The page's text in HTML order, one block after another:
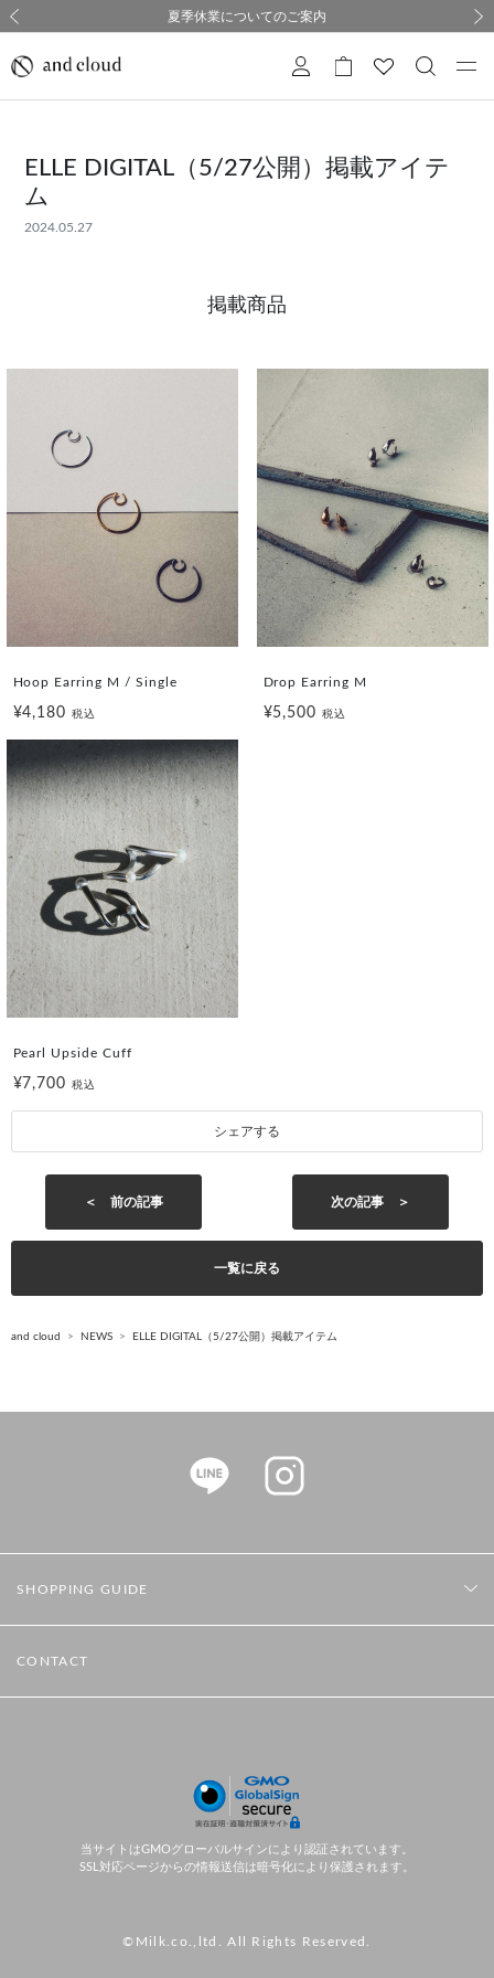
採用のご案内
熊本県熊本地方を震源とする地震の影響について
夏季休業についてのご案内
購入証明書ペーパーレス化のお知らせ
採用のご案内
熊本県熊本地方を震源とする地震の影響について
ELLE DIGITAL（5/27公開）掲載アイテ
ム
2024.05.27
掲載商品
Hoop Earring M / Single
¥4,180税込
Drop Earring M
¥5,500税込
Pearl Upside Cuff
¥7,700税込
シェアする
＜ 前の記事 次の記事 ＞
一覧に戻る
and cloud NEWS ELLE DIGITAL（5/27公開）掲載アイテム
SHOPPING GUIDE
CONTACT
当サイトはGMOグローバルサインにより認証されています。
SSL対応ページからの情報送信は暗号化により保護されます。
©Milk.co.,ltd. All Rights Reserved.